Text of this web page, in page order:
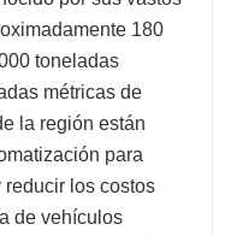
180
toneladas
métricas de
la región están
para
los costos
de vehículos